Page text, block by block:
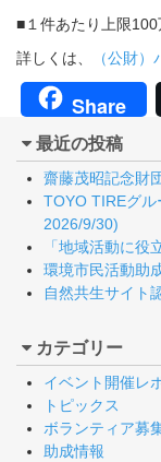
■１件あたり上限100
詳しくは、
（公財
Share
最近の投稿
齋藤茂昭記念財
TOYO TIREグ
2026/9/30)
「地域活動に
環境市民活動助
自然共生サイト
カテゴリー
イベント開催レ
トピックス
ボランティア募
助成情報